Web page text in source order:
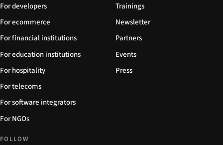
For developers
For ecommerce
For financial institutions
For education institutions
For hospitality
For telecoms
For software integrators
For NGOs
Trainings
Newsletter
Partners
Events
Press
FOLLOW